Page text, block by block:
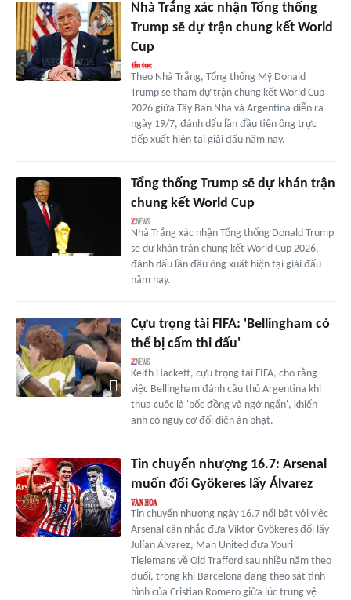
Nhà Trắng xác nhận Tổng thống
Trump sẽ dự trận chung kết World
Cup
Theo Nhà Trắng, Tổng thống Mỹ Donald
Trump sẽ tham dự trận chung kết World Cup
2026 giữa Tây Ban Nha và Argentina diễn ra
ngày 19/7, đánh dấu lần đầu tiên ông trực
tiếp xuất hiện tại giải đấu năm nay.
Tổng thống Trump sẽ dự khán trận
chung kết World Cup
Nhà Trắng xác nhận Tổng thống Donald Trump
sẽ dự khán trận chung kết World Cup 2026,
đánh dấu lần đầu ông xuất hiện tại giải đấu
năm nay.
Cựu trọng tài FIFA: 'Bellingham có
thể bị cấm thi đấu'
Keith Hackett, cựu trọng tài FIFA, cho rằng
việc Bellingham đánh cầu thủ Argentina khi
thua cuộc là 'bốc đồng và ngớ ngẩn', khiến
anh có nguy cơ đối diện án phạt.
Tin chuyển nhượng 16.7: Arsenal
muốn đổi Gyökeres lấy Álvarez
Tin chuyển nhượng ngày 16.7 nổi bật với việc
Arsenal cân nhắc đưa Viktor Gyökeres đổi lấy
Julían Álvarez, Man United đưa Youri
Tielemans về Old Trafford sau nhiều năm theo
đuổi, trong khi Barcelona đang theo sát tình
hình của Cristian Romero giữa lúc trung vệ